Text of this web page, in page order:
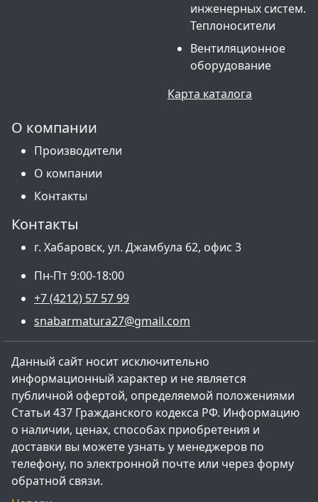
инженерных систем.
Теплоносители
Вентиляционное
оборудование
Карта каталога
О компании
Производители
О компании
Контакты
Контакты
г. Хабаровск, ул. Джамбула 62, офис 3
Пн-Пт 9:00-18:00
+7 (4212) 57 57 99
snabarmatura27@gmail.com
Данный сайт носит исключительно
информационный характер и не является
публичной офертой, определяемой положениями
Статьи 437 Гражданского кодекса РФ. Информацию
о наличии, ценах, способах приобретения и
доставки вы можете узнать у менеджеров по
телефону, по электронной почте или через форму
обратной связи.